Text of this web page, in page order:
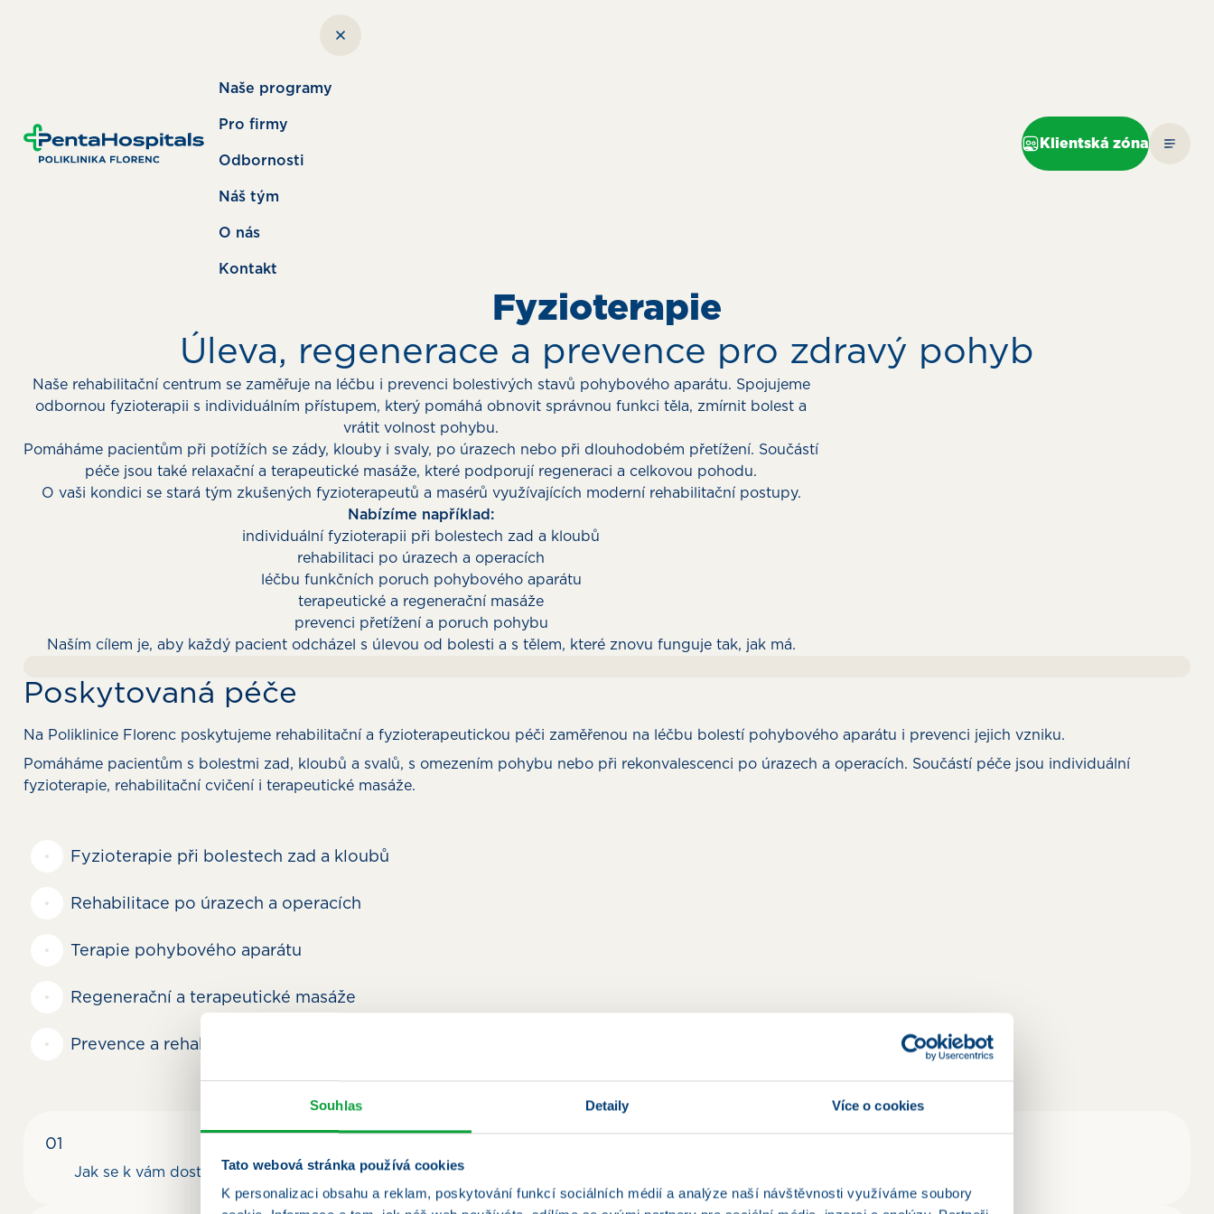
Souhlas Detaily Více o cookies
Tato webová stránka používá cookies
K personalizaci obsahu a reklam, poskytování funkcí sociálních médií a analýze naší návštěvnosti využíváme soubory
Naše programy
Pro firmy
Odbornosti
Náš tým
O nás
Kontakt
Klientská zóna
Fyzioterapie
Úleva, regenerace a prevence pro zdravý pohyb
Naše rehabilitační centrum se zaměřuje na léčbu i prevenci bolestivých stavů pohybového aparátu. Spojujeme
odbornou fyzioterapii s individuálním přístupem, který pomáhá obnovit správnou funkci těla, zmírnit bolest a
vrátit volnost pohybu.
Pomáháme pacientům při potížích se zády, klouby i svaly, po úrazech nebo při dlouhodobém přetížení. Součástí
péče jsou také relaxační a terapeutické masáže, které podporují regeneraci a celkovou pohodu.
O vaši kondici se stará tým zkušených fyzioterapeutů a masérů využívajících moderní rehabilitační postupy.
Nabízíme například:
individuální fyzioterapii při bolestech zad a kloubů
rehabilitaci po úrazech a operacích
léčbu funkčních poruch pohybového aparátu
terapeutické a regenerační masáže
prevenci přetížení a poruch pohybu
Naším cílem je, aby každý pacient odcházel s úlevou od bolesti a s tělem, které znovu funguje tak, jak má.
Poskytovaná péče
Na Poliklinice Florenc poskytujeme rehabilitační a fyzioterapeutickou péči zaměřenou na léčbu bolestí pohybového aparátu i prevenci jejich vzniku.
Pomáháme pacientům s bolestmi zad, kloubů a svalů, s omezením pohybu nebo při rekonvalescenci po úrazech a operacích. Součástí péče jsou individuální
fyzioterapie, rehabilitační cvičení i terapeutické masáže.
Fyzioterapie při bolestech zad a kloubů
Rehabilitace po úrazech a operacích
Terapie pohybového aparátu
Regenerační a terapeutické masáže
Prevence a rehabilitační cvičení
Často kladenédotazy
Jak se k vám dostanu?